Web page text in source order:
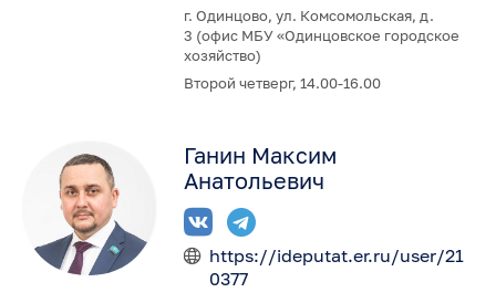
г. Одинцово, ул. Комсомольская, д.
3 (офис МБУ «Одинцовское городское
хозяйство)
Второй четверг, 14.00-16.00
Ганин Максим
Анатольевич
https://ideputat.er.ru/user/21
0377